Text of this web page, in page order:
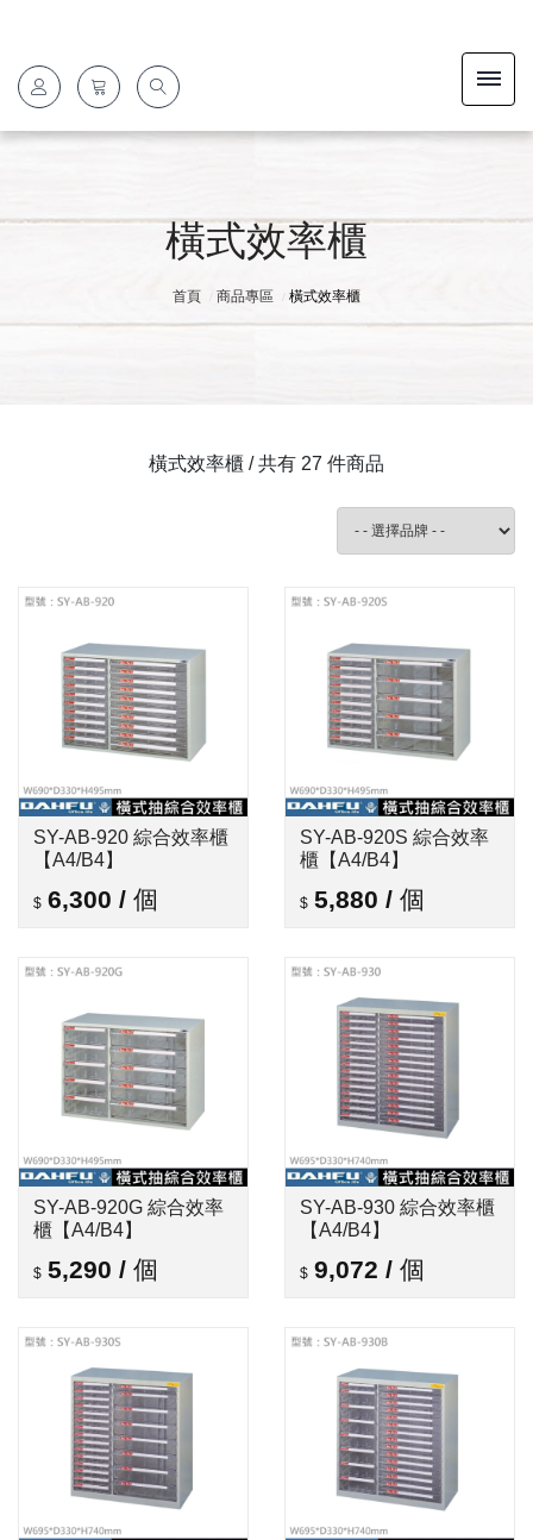
橫式效率櫃
首頁 商品專區 橫式效率櫃
橫式效率櫃 / 共有 27 件商品
SY-AB-920 綜合效率櫃
【A4/B4】
6,300 / 個
SY-AB-920S 綜合效率
櫃【A4/B4】
5,880 / 個
SY-AB-920G 綜合效率
櫃【A4/B4】
5,290 / 個
SY-AB-930 綜合效率櫃
【A4/B4】
9,072 / 個